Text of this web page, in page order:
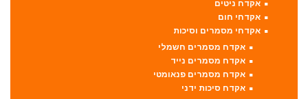
אקדח ניטים
אקדחי חום
אקדחי מסמרים וסיכות
אקדח מסמרים חשמלי
אקדח מסמרים נייד
אקדח מסמרים פנאומטי
אקדח סיכות ידני